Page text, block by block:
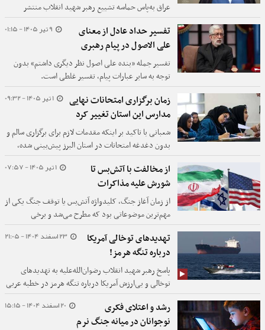
عراق به‌پاس حماسه تشییع رهبر شهید انقلاب منتشر
خواهد شد.
9 تیر 1405 - 01:15
تفسیر حداد عادل از معنای
علی‌ الاصول در پیام رهبری
تفسیر جمله «بنده علی اصول نظر دیگری داشتم» بدون
توجه به سایر عبارات پیام، تفسیر غلطی است.
1 تیر 1405 - 09:32
زمان برگزاری امتحانات نهایی
مدارس این استان تغییر کرد
شعبانی با تاکید بر اینکه مقدمات لازم برای برگزاری سالم و
بدون دغدغه امتحانات در استان البرز پیش‌بینی شده،
است، یادآورشد: دانش‌آموزان و خانواده‌ها با آرامش خاطر
منتظر برگزاری آزمون‌ها باشند چرا که همه دستگاه‌های
مسوول برای اجرای مناسب این فرآیند پای کار آمده‌اند.
1 تیر 1405 - 07:57
از مخالفت با آتش‌بس تا
شورش علیه مذاکرات
از زمان آغاز جنگ، کلیدواژه آتش‌بس یا توقف جنگ یکی از
مهم‌ترین موضوعاتی بود که مطرح می‌شد و برخی
سیاسیون و کارشناسان صداوسیما با آن مخالفت می‌کردند.
خاصه آنکه دوربین صداوسیما به میان تجمعات شبانه رفت
و نظرات مخالف برخی از مردم را هم در این خصوص جویا
شد.
23 اسفند 1404 - 21:05
تهدیدهای توخالی آمریکا
درباره تنگه هرمز!
پاسخ رهبر شهید انقلاب رضوان‌الله‌علیه به تهدیدهای
توخالی و بی‌ارزش آمریکا درباره تنگه هرمز در خطبه عربی
نماز جمعه سال ۶۲ را در این فیلم مشاهده می‌کنید.
20 اسفند 1404 - 15:15
رشد و اعتلای فکری
نوجوانان در میانه جنگ نرم